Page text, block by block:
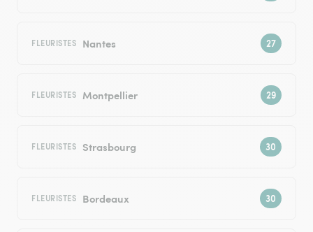
FLEURISTES Nantes
FLEURISTES Montpellier
FLEURISTES Strasbourg
FLEURISTES Bordeaux